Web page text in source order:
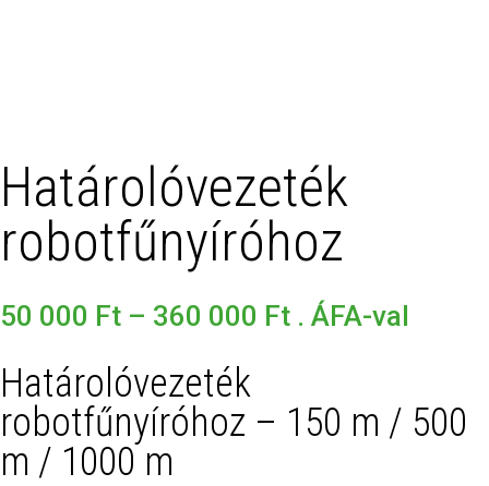
Határolóvezeték
robotfűnyíróhoz
50 000 Ft – 360 000 FtÁrtartomány:
-
360
. ÁFA-val
Határolóvezeték
robotfűnyíróhoz – 150 m / 500
m / 1000 m